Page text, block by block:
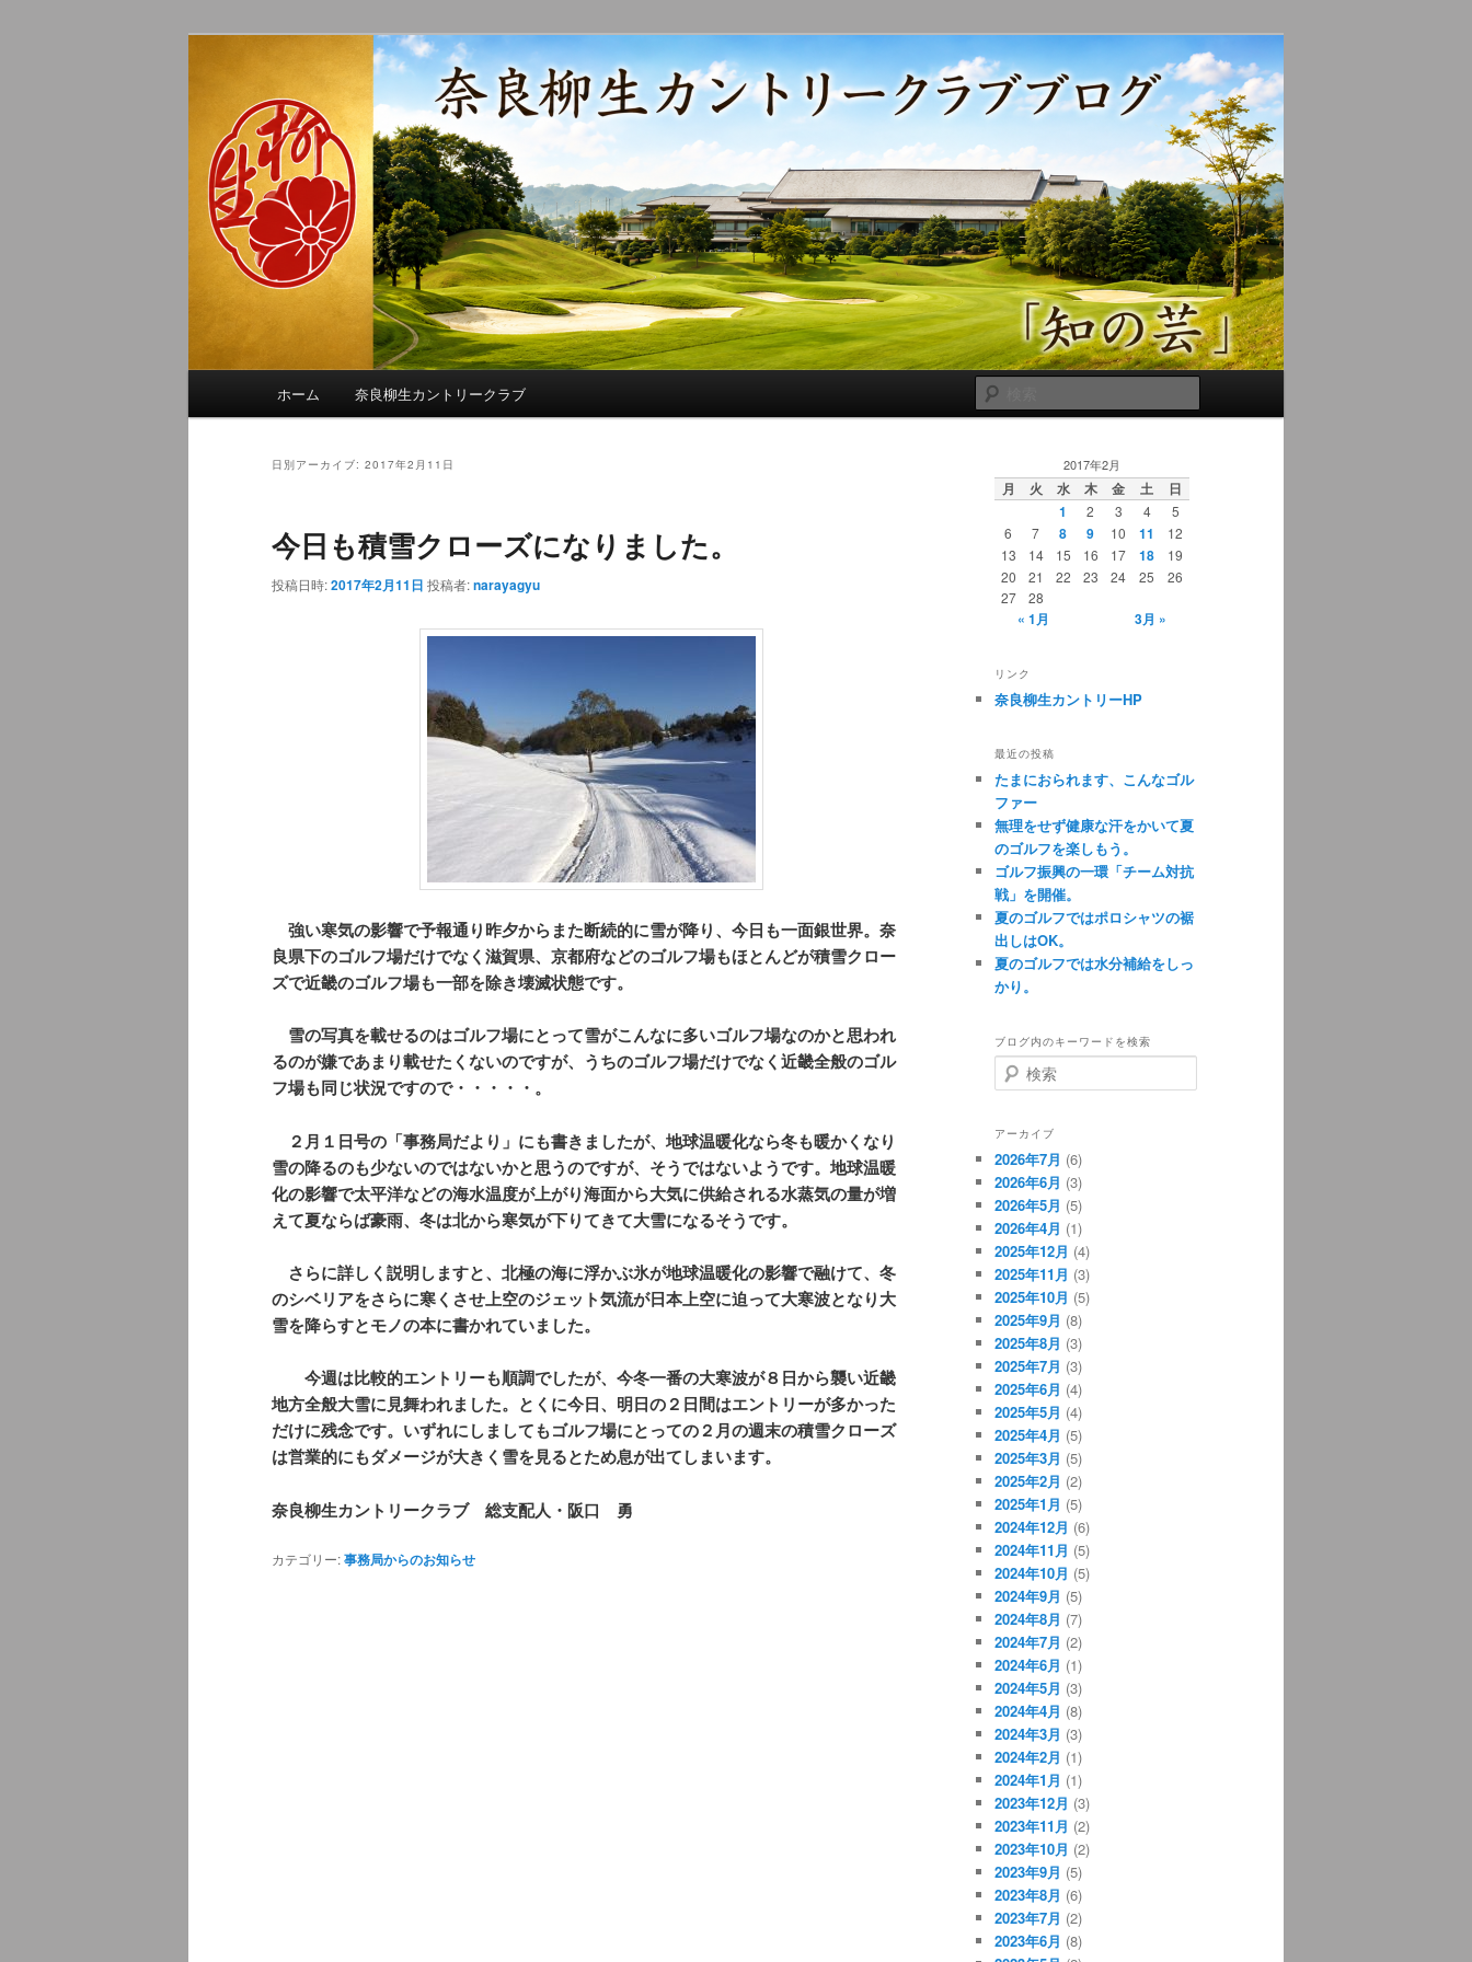
奈良柳生カントリークラブ総支配人ブログ
季節の話題、クラブの出来事、コースの改修・更新作業、ゴルフに関する随筆、喜怒哀楽などを気まぐ
れに発信します。
索
ホーム 奈良柳生カントリークラブ
日別アーカイブ: 2017年2月11日
今日も積雪クローズになりました。
投稿日時:2017年2月11日 投稿者:narayagyu
強い寒気の影響で予報通り昨夕からまた断続的に雪が降り、今日も一面銀世界。奈
良県下のゴルフ場だけでなく滋賀県、京都府などのゴルフ場もほとんどが積雪クロー
ズで近畿のゴルフ場も一部を除き壊滅状態です。
雪の写真を載せるのはゴルフ場にとって雪がこんなに多いゴルフ場なのかと思われ
るのが嫌であまり載せたくないのですが、うちのゴルフ場だけでなく近畿全般のゴル
フ場も同じ状況ですので・・・・・。
２月１日号の「事務局だより」にも書きましたが、地球温暖化なら冬も暖かくなり
雪の降るのも少ないのではないかと思うのですが、そうではないようです。地球温暖
化の影響で太平洋などの海水温度が上がり海面から大気に供給される水蒸気の量が増
えて夏ならば豪雨、冬は北から寒気が下りてきて大雪になるそうです。
さらに詳しく説明しますと、北極の海に浮かぶ氷が地球温暖化の影響で融けて、冬
のシベリアをさらに寒くさせ上空のジェット気流が日本上空に迫って大寒波となり大
雪を降らすとモノの本に書かれていました。
今週は比較的エントリーも順調でしたが、今冬一番の大寒波が８日から襲い近畿
地方全般大雪に見舞われました。とくに今日、明日の２日間はエントリーが多かった
だけに残念です。いずれにしましてもゴルフ場にとっての２月の週末の積雪クローズ
は営業的にもダメージが大きく雪を見るとため息が出てしまいます。
奈良柳生カントリークラブ 総支配人・阪口 勇
カテゴリー:事務局からのお知らせ
2017年2月
月 火 水 木 金 土
日
1
2 3 4
5
6
7 8 9 10 11
12
13
14 15 16 17 18
19
20
21 22 23 24 25
26
27
28
« 1月 3月 »
リンク
奈良柳生カントリーHP
最近の投稿
たまにおられます、こんなゴル
ファー
無理をせず健康な汗をかいて夏
のゴルフを楽しもう。
ゴルフ振興の一環「チーム対抗
戦」を開催。
夏のゴルフではポロシャツの裾
出しはOK。
夏のゴルフでは水分補給をしっ
かり。
ブログ内のキーワードを検索
検
索
アーカイブ
2026年7月 (6)
2026年6月 (3)
2026年5月 (5)
2026年4月 (1)
2025年12月 (4)
2025年11月 (3)
2025年10月 (5)
2025年9月 (8)
2025年8月 (3)
2025年7月 (3)
2025年6月 (4)
2025年5月 (4)
2025年4月 (5)
2025年3月 (5)
2025年2月 (2)
2025年1月 (5)
2024年12月 (6)
2024年11月 (5)
2024年10月 (5)
2024年9月 (5)
2024年8月 (7)
2024年7月 (2)
2024年6月 (1)
2024年5月 (3)
2024年4月 (8)
2024年3月 (3)
2024年2月 (1)
2024年1月 (1)
2023年12月 (3)
2023年11月 (2)
2023年10月 (2)
2023年9月 (5)
2023年8月 (6)
2023年7月 (2)
2023年6月 (8)